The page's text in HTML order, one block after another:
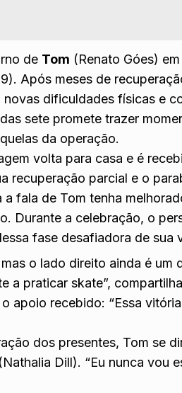
de Tom (Renato Góes) em
Após meses de
novas dificuldades físicas e
sete promete trazer
da operação.
volta para casa e é
recuperação parcial e o
a fala de Tom tenha
Durante a celebração, o
fase desafiadora de sua
o lado direito ainda é
a praticar skate”,
apoio recebido: “Essa
dos presentes, Tom se
(Nathalia Dill). “Eu nunca vou